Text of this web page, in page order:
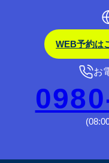
WEB予約は
お